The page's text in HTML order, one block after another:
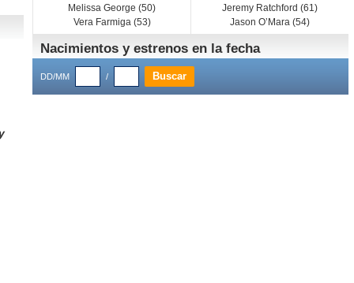
Melissa George (50)
Vera Farmiga (53)
Jeremy Ratchford (61)
Jason O’Mara (54)
Nacimientos y estrenos en la fecha
DD/MM /